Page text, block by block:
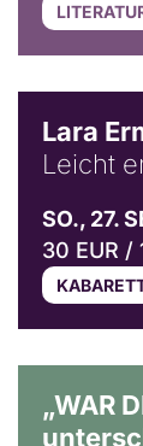
Lara
Leicht
SO., 27.
30 EUR /
„WAR